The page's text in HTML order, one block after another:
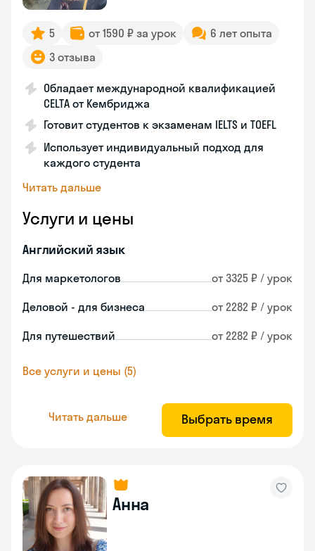
5 от 1590 ₽ за урок
6 лет опыта
3 отзыва
Обладает международной квалификацией
CELTA от Кембриджа
Готовит студентов к экзаменам IELTS и TOEFL
Использует индивидуальный подход для
каждого студента
Читать дальше
Услуги и цены
Английский язык
Для маркетологов от 3325 ₽ / урок
Деловой - для бизнеса от 2282 ₽ / урок
Для путешествий от 2282 ₽ / урок
Все услуги и цены (5)
Читать дальше Выбрать время
Анна